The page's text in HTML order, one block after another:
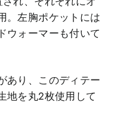
。左胸ポケットには
ウォーマーも付いて
あり、このディテー
地を丸2枚使用して